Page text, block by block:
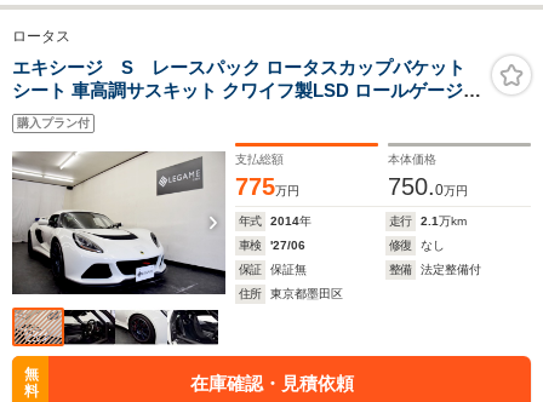
ロータス
エキシージ S レースパック ロータスカップバケット
シート 車高調サスキット クワイフ製LSD ロールゲージ
アドバンレーシングアルミF:17 R:18インチ
購入プラン付
支払総額
775万円
本体価格
750.0万円
年式 2014年 走行 2.1万km
車検
'27/06 修復
なし
保証
保証無 整備
法定整備付
住所
東京都墨田区
無
料
在庫確認・見積依頼